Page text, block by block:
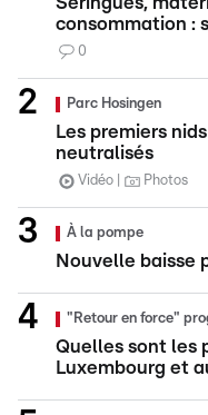
consommation :
0
Parc Hosingen
Les premiers
neutralisés
Vidéo Photos
À la pompe
Nouvelle baisse
"Retour en force"
Quelles sont les
Luxembourg et